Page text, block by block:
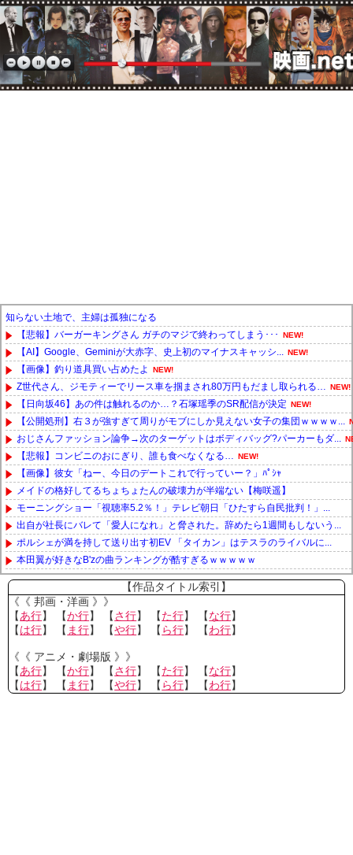
知らない土地で、主婦は孤独になる
【悲報】バーガーキングさん ガチのマジで終わってしまう･･･
NEW!
【AI】Google、Geminiが大赤字、史上初のマイナスキャッシ... NEW!
【画像】釣り道具買い占めたよ NEW!
Z世代さん、ジモティーでリース車を掴まされ80万円もだまし取られる… NEW!
【日向坂46】あの件は触れるのか…？石塚瑶季のSR配信が決定 NEW!
【公開処刑】右３が強すぎて周りがモブにしか見えない女子の集団ｗｗｗｗ...
おじさんファッション論争→次のターゲットはボディバッグ?パーカーもダ...
【悲報】コンビニのおにぎり、誰も食べなくなる… NEW!
【画像】彼女「ねー、今日のデートこれで行っていー？」ﾊﾟｼｬ
メイドの格好してるちょちょたんの破壊力が半端ない【梅咲遥】
モーニングショー「視聴率5.2％！」テレビ朝日「ひたすら自民批判！」...
出自が社長にバレて「愛人になれ」と脅された。辞めたら1週間もしないう...
ポルシェが満を持して送り出す初EV 「タイカン」はテスラのライバルに...
本田翼が好きなB'zの曲ランキングが酷すぎるｗｗｗｗｗ
Powered by livedoor 相互RSS
【作品タイトル索引】
《《 邦画・洋画 》》
【あ行】 【か行】 【さ行】 【た行】 【な行】
【は行】 【 ま行】 【や行】 【 ら行】 【わ行】
《《 アニメ・劇場版 》》
【あ行】 【か行】 【さ行】 【た行】 【な行】
【は行】 【 ま行】 【や行】 【 ら行】 【わ行】